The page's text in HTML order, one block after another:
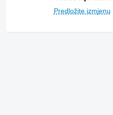
Predložite izmjenu